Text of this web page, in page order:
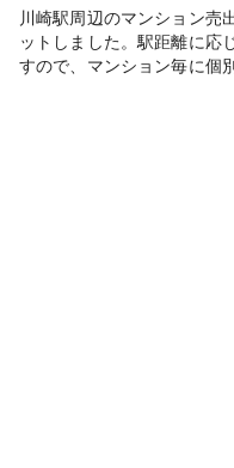
川崎駅周辺のマンション売
ットしました。駅距離に応
すので、マンション毎に個